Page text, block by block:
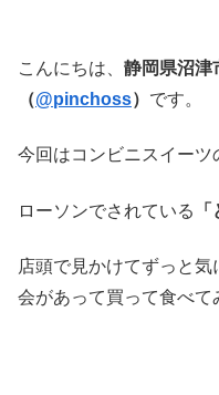
こんにちは、 静岡県沼津
（@pinchoss） です。
今回はコンビニスイーツ
ローソンでされている
店頭で見かけてずっと
会があって買って食べて